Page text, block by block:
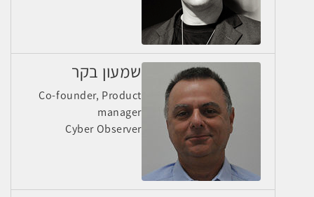
שמעון בקר
Co-founder, Product
manager
Cyber Observer